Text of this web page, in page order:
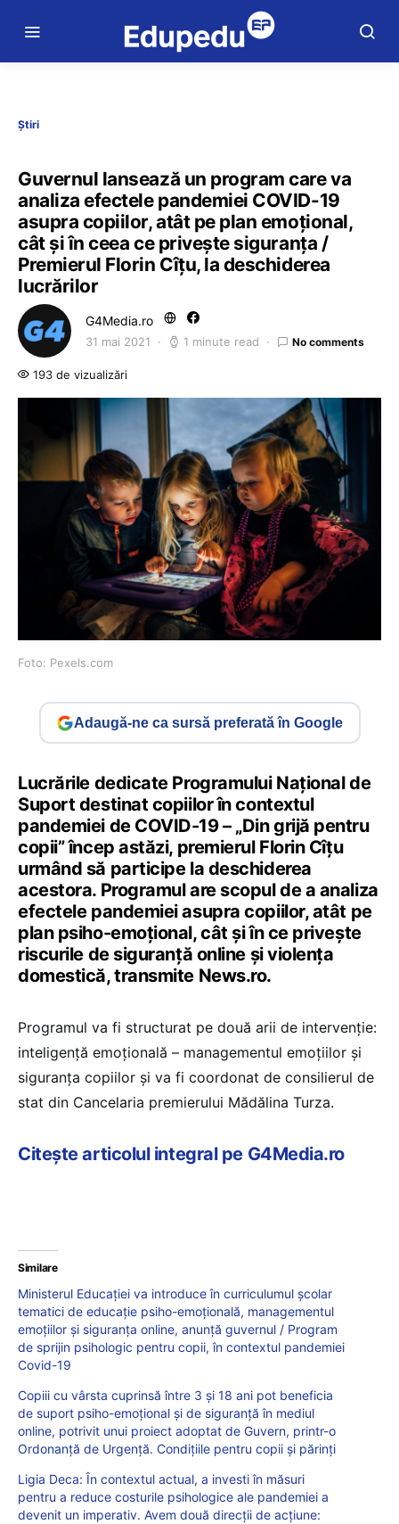
Știri
Guvernul lansează un program care va
analiza efectele pandemiei COVID-19
asupra copiilor, atât pe plan emoțional,
cât și în ceea ce privește siguranța /
Premierul Florin Cîțu, la deschiderea
lucrărilor
G4Media.ro
31 mai 2021 1 minute read No comments
193 de vizualizări
Foto: Pexels.com
Adaugă-ne ca sursă preferată în Google
Lucrările dedicate Programului Naţional de
Suport destinat copiilor în contextul
pandemiei de COVID-19 – „Din grijă pentru
copii” încep astăzi, premierul Florin Cîţu
urmând să participe la deschiderea
acestora. Programul are scopul de a analiza
efectele pandemiei asupra copiilor, atât pe
plan psiho-emoţional, cât şi în ce priveşte
riscurile de siguranţă online şi violenţa
domestică, transmite News.ro.
Programul va fi structurat pe două arii de intervenţie:
inteligenţă emoţională – managementul emoţiilor şi
siguranţa copiilor şi va fi coordonat de consilierul de
stat din Cancelaria premierului Mădălina Turza.
Citește articolul integral pe G4Media.ro
Similare
Ministerul Educației va introduce în curriculumul școlar
tematici de educație psiho-emoțională, managementul
emoțiilor și siguranța online, anunță guvernul / Program
de sprijin psihologic pentru copii, în contextul pandemiei
Covid-19
Copiii cu vârsta cuprinsă între 3 și 18 ani pot beneficia
de suport psiho-emoțional și de siguranță în mediul
online, potrivit unui proiect adoptat de Guvern, printr-o
Ordonanță de Urgență. Condițiile pentru copii și părinți
Ligia Deca: În contextul actual, a investi în măsuri
pentru a reduce costurile psihologice ale pandemiei a
devenit un imperativ. Avem două direcții de acțiune: